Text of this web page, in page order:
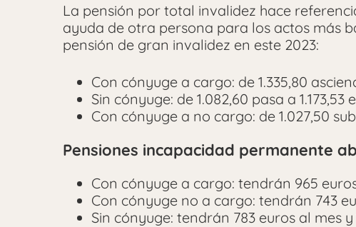
La pensión por total invalidez hace
ayuda de otra persona para los actos más
pensión de gran invalidez en este 2023:
Con cónyuge a cargo: de 1.335,80
Sin cónyuge: de 1.082,60 pasa a 1.173,53
Con cónyuge a no cargo: de 1.027,50
Pensiones incapacidad permanente
Con cónyuge a cargo: tendrán 965
Con cónyuge no a cargo: tendrán 743
Sin cónyuge: tendrán 783 euros al mes